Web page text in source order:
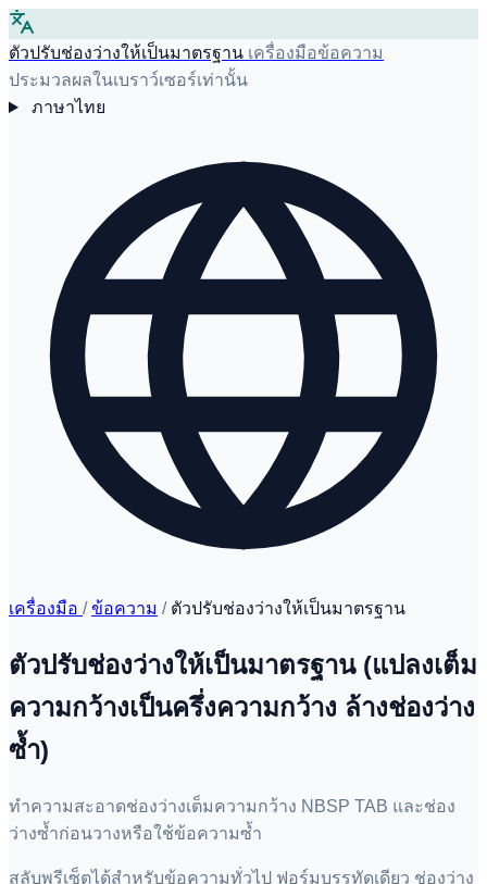
ตัวปรับช่องว่างให้เป็นมาตรฐาน เครื่องมือข้อความ
ประมวลผลในเบราว์เซอร์เท่านั้น
ภาษาไทย
เครื่องมือ / ข้อความ / ตัวปรับช่องว่างให้เป็นมาตรฐาน
ตัวปรับช่องว่างให้เป็นมาตรฐาน (แปลงเต็ม
ความกว้างเป็นครึ่งความกว้าง ล้างช่องว่าง
ซ้ำ)
ทำความสะอาดช่องว่างเต็มความกว้าง NBSP TAB และช่อง
ว่างซ้ำก่อนวางหรือใช้ข้อความซ้ำ
สลับพรีเซ็ตได้สำหรับข้อความทั่วไป ฟอร์มบรรทัดเดียว ช่องว่าง